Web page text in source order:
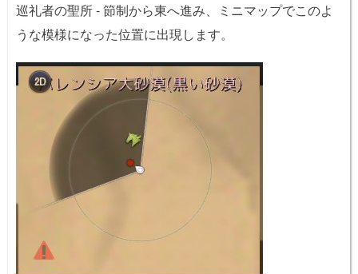
巡礼者の聖所 - 節制から東へ進み、ミニマップでこのよ
うな模様になった位置に出現します。